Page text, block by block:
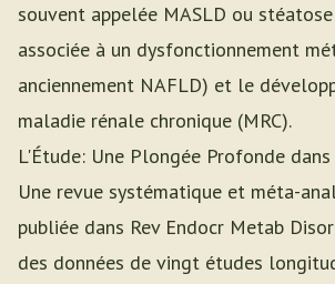
souvent appelée MASLD ou
associée à un dysfonctionnement
anciennement NAFLD) et le
maladie rénale chronique (MRC).
L'Étude: Une Plongée Profonde
Une revue systématique et méta-
publiée dans Rev Endocr Metab
des données de vingt études